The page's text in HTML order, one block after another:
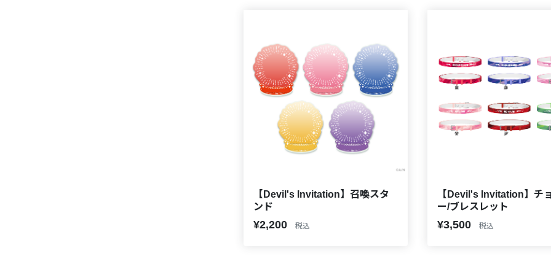
【Devil's Invitation】召喚スタ
ンド
¥2,200 税込
【Devil's Invitation】チ
ー/ブレスレット
¥3,500 税込